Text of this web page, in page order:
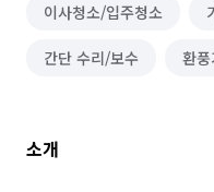
이사청소/입주청소
간단 수리/보수 환
소개